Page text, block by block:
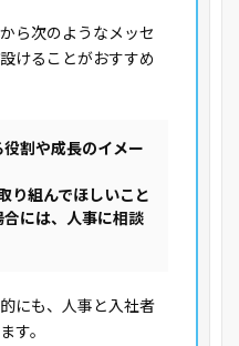
ら次のようなメッセ
けることがおすすめ
割や成長のイメー
り組んでほしいこと
には、人事に相談
にも、人事と入社者
す。